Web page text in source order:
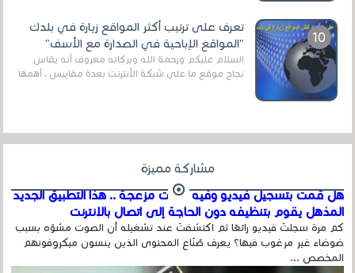
تعرف على ترتيب أكثر المواقع زيارة في بلدك
"المواقع الإباحية في الصدارة مع الأسف"
السلام عليكم ورحمة الله وبركاته معروف أنه يقاس
نجاح موقع ما على شبكة الأنترنت بعدة مقاييس ، أهمها
مشاركة مميزة
هل قمت بتسجيل فيديو وفيه أصوت مزعجة .. هذا التطبيق الجديد
المذهل يقوم بتنظيفه دون الحاجة إلى اتصال بالإنترنت
كم مرة سجلتَ فيديو رائعًا ثم اكتشفتَ عند تشغيله أن الصوت مشوّه بسبب
ضوضاء غير مرغوب فيها؟ يعرف صُنّاع المحتوى الذين ينسون ميكروفونهم
المخصص ...